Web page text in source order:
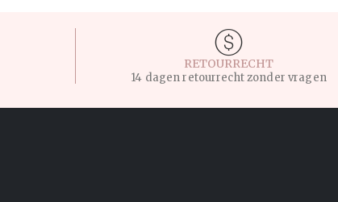
RETOURRECHT
14 dagen retourrecht zonder vragen